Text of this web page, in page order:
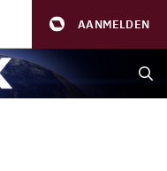
AANMELDEN